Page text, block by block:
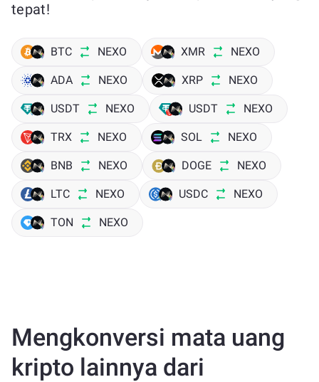
tepat!
BTC NEXO XMR NEXO
ADA NEXO XRP NEXO
USDT NEXO USDT NEXO
TRX NEXO SOL NEXO
BNB NEXO DOGE NEXO
LTC NEXO USDC NEXO
TON NEXO
Mengkonversi mata uang
kripto lainnya dari